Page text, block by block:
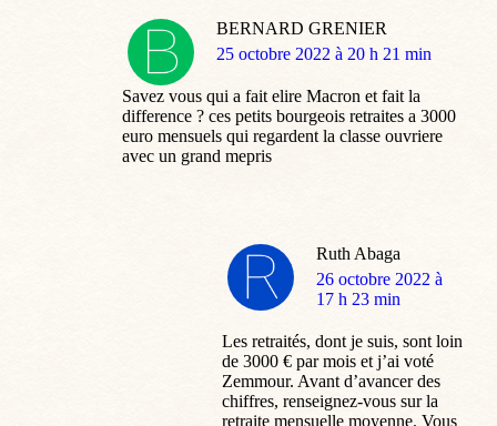
BERNARD GRENIER
dit
25 octobre 2022 à 20 h 21 min
Savez vous qui a fait elire Macron et fait la
difference ? ces petits bourgeois retraites a 3000
euro mensuels qui regardent la classe ouvriere
avec un grand mepris
Ruth Abaga
dit
:
26 octobre 2022 à
17 h 23 min
Les retraités, dont je suis, sont loin
de 3000 € par mois et j’ai voté
Zemmour. Avant d’avancer des
chiffres, renseignez-vous sur la
retraite mensuelle moyenne. Vous